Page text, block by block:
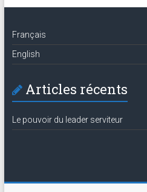
Français
English
Articles récents
Le pouvoir du leader serviteur